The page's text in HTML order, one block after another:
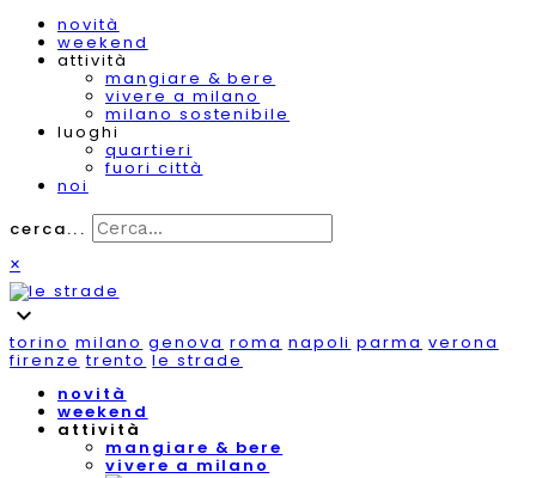
novità
weekend
attività
mangiare & bere
vivere a milano
milano sostenibile
luoghi
quartieri
fuori città
noi
cerca...
×
expand_more
torino milano genova roma napoli parma verona
firenze trento le strade
novità
weekend
attività
mangiare & bere
vivere a milano